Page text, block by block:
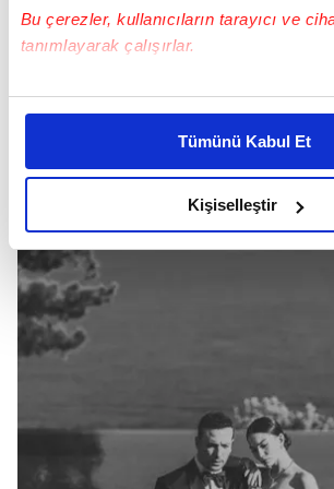
Bu çerezler, kullanıcıların tarayıcı ve
tanımlayarak çalışırlar.
Bu çerezlere izin vermeniz halinde
daha iyi reklam deneyimi yaşatabiliriz.
amacımızın size daha iyi bir reklam
olduğunu ve sizlere en iyi içerikleri
elimizden gelen çabayı gösterdiğimizi
reklamların maliyetlerimizi karşılamak
kalemimiz olduğunu sizlere hatırlatmak
Her halükârda, kullanıcılar, bu çerezlere
takdirde, kullanıcılara hedefli reklamlar
Sizlere daha iyi bir hizmet sunabilmek
Sitemizde kendimize ve üçüncü kişilere
Tümünü Kabul Et
Kişiselleştir